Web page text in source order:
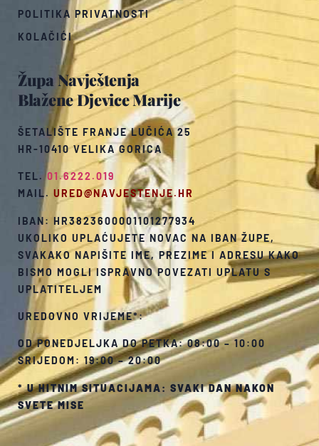
Župa Navještenja
Blažene Djevice Marije
ŠETALIŠTE FRANJE LUČIĆA 25
HR-10410 VELIKA GORICA
TEL.01.6222.019
MAIL. URED@NAVJESTENJE.HR
IBAN: HR3823600001101277934
UKOLIKO UPLAĆUJETE NOVAC NA IBAN ŽUPE,
SVAKAKO NAPIŠITE IME, PREZIME I ADRESU KAKO
BISMO MOGLI ISPRAVNO POVEZATI UPLATU S
UPLATITELJEM
UREDOVNO VRIJEME*:
OD PONEDJELJKA DO PETKA: 08:00 – 10:00
SRIJEDOM: 19:00 – 20:00
*U HITNIM SITUACIJAMA: SVAKI DAN NAKON
SVETE MISE
POLITIKA PRIVATNOSTI
KOLAČIĆI